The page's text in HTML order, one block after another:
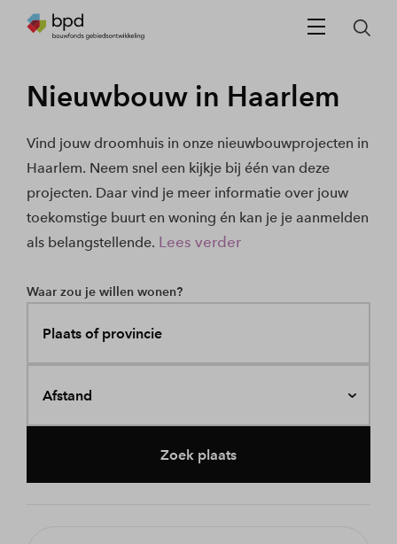
Nieuwbouw in Haarlem
Vind jouw droomhuis in onze nieuwbouwprojecten in
Haarlem. Neem snel een kijkje bij één van deze
projecten. Daar vind je meer informatie over jouw
toekomstige buurt en woning én kan je je aanmelden
als belangstellende. Lees verder
Waar zou je willen wonen?
Plaats of provincie
Afstand
Zoek plaats